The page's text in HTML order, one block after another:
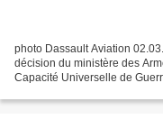
photo Dassault Aviation
décision du ministère des
Capacité Universelle de